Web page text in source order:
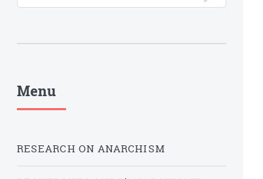
Menu
RESEARCH ON ANARCHISM